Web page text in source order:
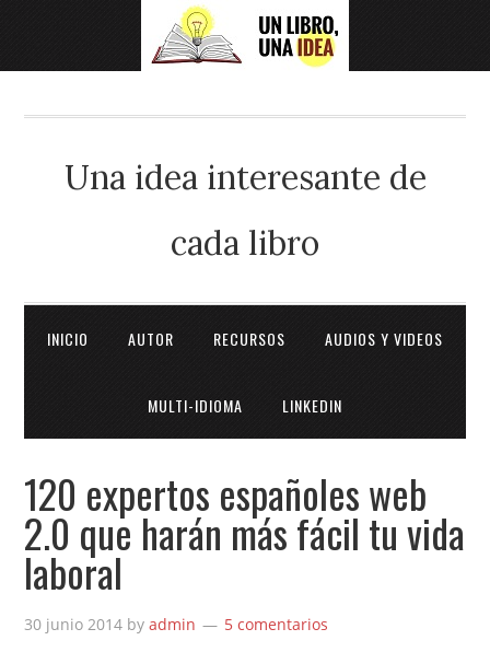
Una idea interesante de
cada libro
INICIO AUTOR RECURSOS AUDIOS Y VIDEOS
MULTI-IDIOMA LINKEDIN
120 expertos españoles web
2.0 que harán más fácil tu vida
laboral
30 junio 2014 byadmin 5 comentarios